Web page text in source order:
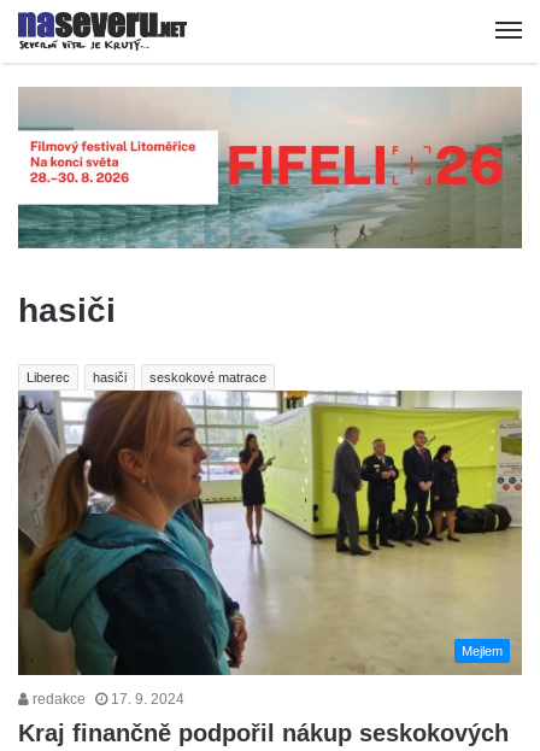
hasiči
Liberec hasiči seskokové matrace
Mejlem
redakce 17. 9. 2024
Kraj finančně podpořil nákup seskokových